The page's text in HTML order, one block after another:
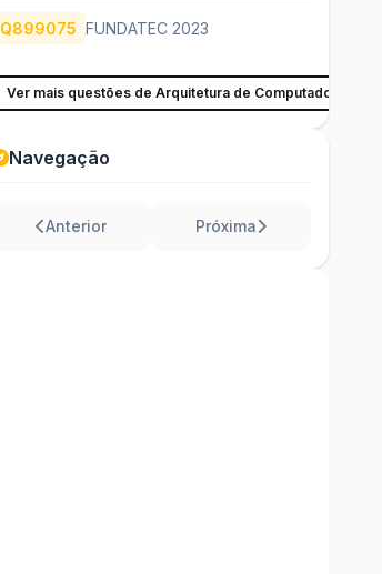
Q899075 FUNDATEC 2023
Ver mais questões de Arquitetura de Computadores
Navegação
Anterior Próxima